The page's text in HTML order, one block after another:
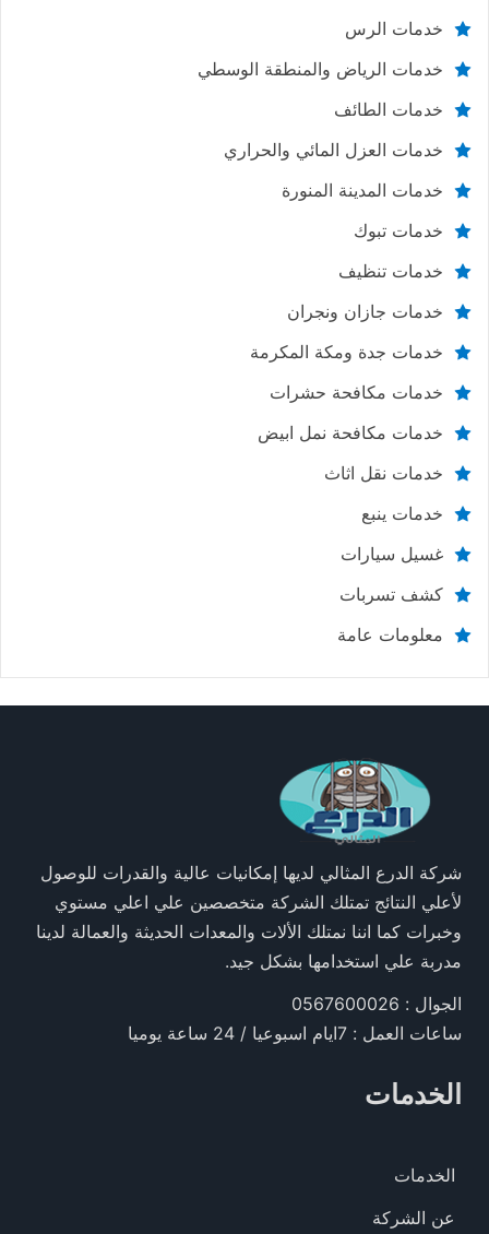
خدمات الرس
خدمات الرياض والمنطقة الوسطي
خدمات الطائف
خدمات العزل المائي والحراري
خدمات المدينة المنورة
خدمات تبوك
خدمات تنظيف
خدمات جازان ونجران
خدمات جدة ومكة المكرمة
خدمات مكافحة حشرات
خدمات مكافحة نمل ابيض
خدمات نقل اثاث
خدمات ينبع
غسيل سيارات
كشف تسربات
معلومات عامة
شركة الدرع المثالي لديها إمكانيات عالية والقدرات للوصول
لأعلي النتائج تمتلك الشركة متخصصين علي اعلي مستوي
وخبرات كما اننا نمتلك الألات والمعدات الحديثة والعمالة لدينا
مدربة علي استخدامها بشكل جيد.
الجوال : 0567600026
ساعات العمل : 7ايام اسبوعيا / 24 ساعة يوميا
الخدمات
الخدمات
عن الشركة